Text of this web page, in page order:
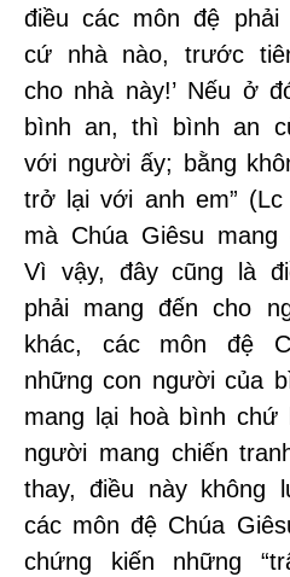
điều các môn đệ phải
cứ nhà nào, trước
cho nhà này!’ Nếu ở
bình an, thì bình an
với người ấy; bằng
trở lại với anh em”
mà Chúa Giêsu
Vì vậy, đây cũng là
phải mang đến cho
khác, các môn đệ
những con người của
mang lại hoà bình chứ
người mang chiến
thay, điều này không
các môn đệ Chúa
chứng kiến những